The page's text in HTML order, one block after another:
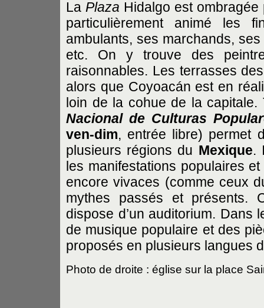
La Plaza Hidalgo est
particulièrement animé les
ambulants, ses marchands,
etc. On y trouve des
raisonnables. Les terrasses
alors que Coyoacán est en
loin de la cohue de la
Nacional de Culturas
ven-dim, entrée libre) permet
plusieurs régions du Mexique.
les manifestations populaires
encore vivaces (comme ceux
mythes passés et présents.
dispose d’un auditorium. Dans
de musique populaire et des
proposés en plusieurs langues
Photo de droite : église sur la place